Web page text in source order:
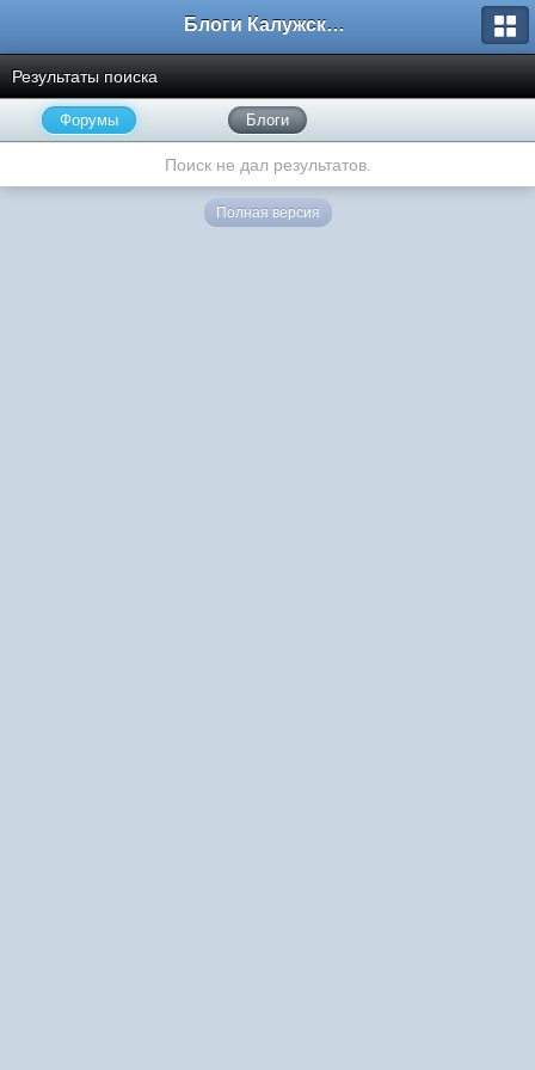
Блоги Калужского перекрестка
Результаты поиска
Форумы Блоги
Поиск не дал результатов.
Полная версия